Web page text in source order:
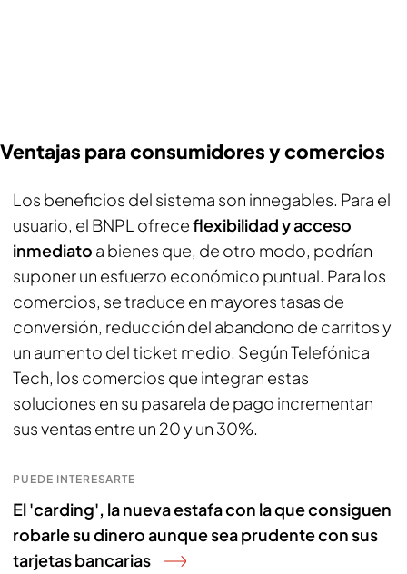
Ventajas para consumidores y comercios
Los beneficios del sistema son innegables. Para el
usuario, el BNPL ofreceflexibilidad y acceso
inmediato a bienes que, de otro modo, podrían
suponer un esfuerzo económico puntual. Para los
comercios, se traduce en mayores tasas de
conversión, reducción del abandono de carritos y
un aumento del ticket medio. Según Telefónica
Tech, los comercios que integran estas
soluciones en su pasarela de pago incrementan
sus ventas entre un 20 y un 30%.
PUEDE INTERESARTE
El 'carding', la nueva estafa con la que consiguen
robarle su dinero aunque sea prudente con sus
tarjetas bancarias